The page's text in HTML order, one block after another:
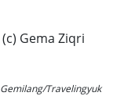
Travelingyuk